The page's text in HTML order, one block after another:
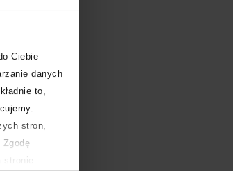
Ciebie
danych
to,
stron,